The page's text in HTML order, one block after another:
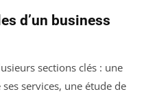
d’un business
sections clés : une
services, une étude de